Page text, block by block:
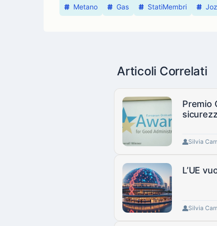
Metano Gas StatiMembri
Articoli Correlati
Premio
Silvia
L’UE
Silvia